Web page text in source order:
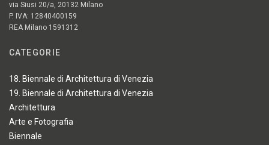
via Siusi 20/a, 20132 Milano
P. IVA: 12840400159
REA Milano 1591312
CATEGORIE
18. Biennale di Architettura di Venezia
19. Biennale di Architettura di Venezia
Architettura
Arte e Fotografia
Biennale